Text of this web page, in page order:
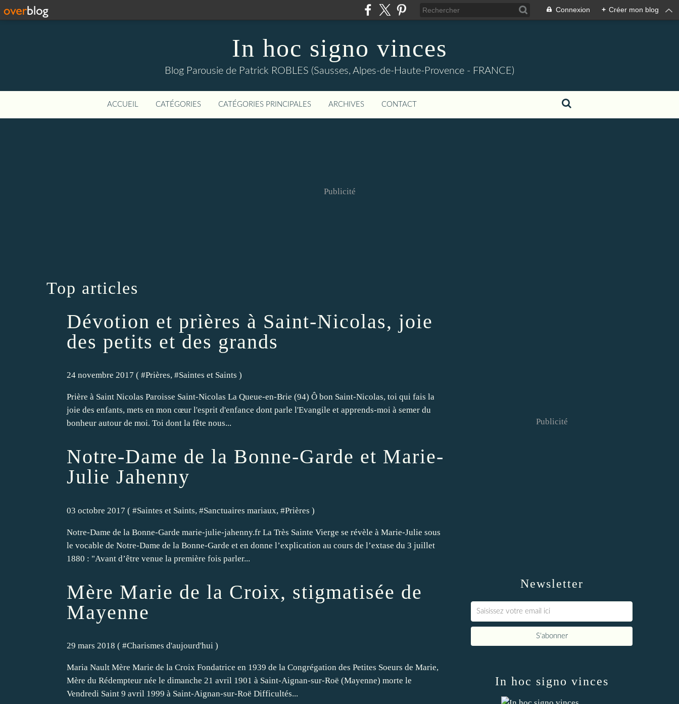
Connexion + Créer mon blog
In hoc signo vinces
Blog Parousie de Patrick ROBLES (Sausses, Alpes-de-Haute-Provence - FRANCE)
ACCUEIL CATÉGORIES CATÉGORIES PRINCIPALES ARCHIVES CONTACT
Publicité
Top articles
Dévotion et prières à Saint-Nicolas, joie
des petits et des grands
24 novembre 2017 ( #Prières, #Saintes et Saints )
Prière à Saint Nicolas Paroisse Saint-Nicolas La Queue-en-Brie (94) Ô bon Saint-Nicolas, toi qui fais la
joie des enfants, mets en mon cœur l'esprit d'enfance dont parle l'Evangile et apprends-moi à semer du
bonheur autour de moi. Toi dont la fête nous...
Notre-Dame de la Bonne-Garde et Marie-
Julie Jahenny
03 octobre 2017 ( #Saintes et Saints, #Sanctuaires mariaux, #Prières )
Notre-Dame de la Bonne-Garde marie-julie-jahenny.fr La Très Sainte Vierge se révèle à Marie-Julie sous
le vocable de Notre-Dame de la Bonne-Garde et en donne l’explication au cours de l’extase du 3 juillet
1880 : "Avant d’être venue la première fois parler...
Mère Marie de la Croix, stigmatisée de
Mayenne
29 mars 2018 ( #Charismes d'aujourd'hui )
Maria Nault Mère Marie de la Croix Fondatrice en 1939 de la Congrégation des Petites Soeurs de Marie,
Mère du Rédempteur née le dimanche 21 avril 1901 à Saint-Aignan-sur-Roë (Mayenne) morte le
Vendredi Saint 9 avril 1999 à Saint-Aignan-sur-Roë Difficultés...
Newsletter
Publicité
In hoc signo vinces